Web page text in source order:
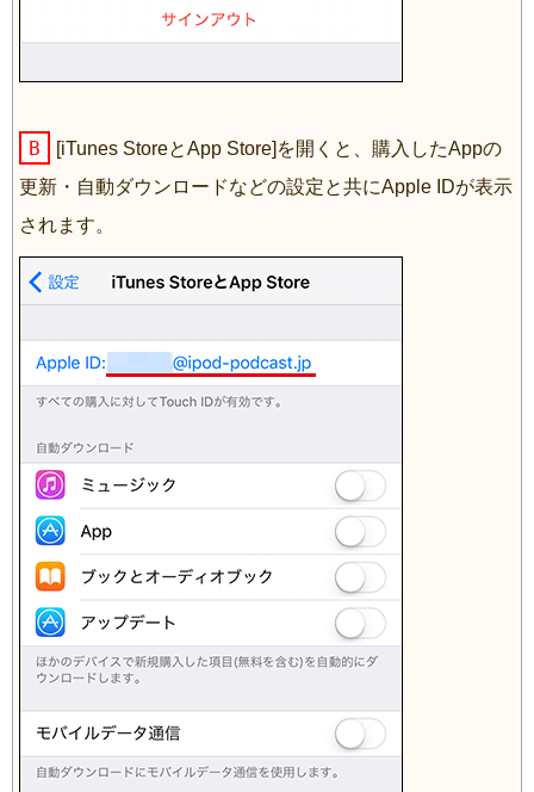
B
[iTunes StoreとApp Store]を開くと、購入したAppの
更新・自動ダウンロードなどの設定と共にApple IDが表示
されます。